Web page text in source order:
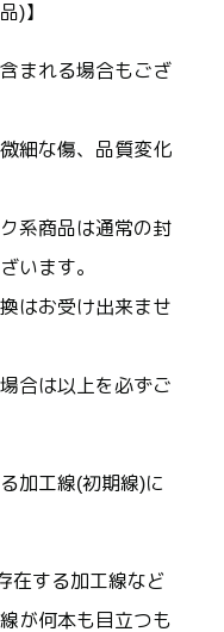
)】
まれる場合もござ
細な傷、品質変化
系商品は通常の封
います。
はお受け出来ませ
合は以上を必ずご
加工線(初期線)に
在する加工線など
が何本も目立つも